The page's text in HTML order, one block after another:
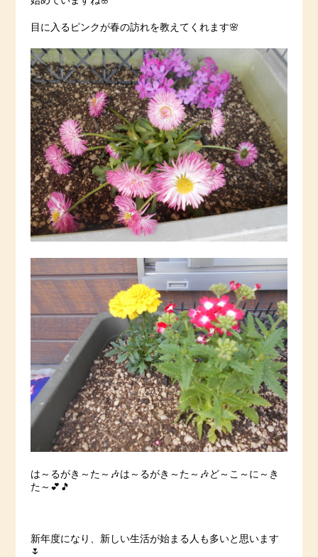
目に入るピンクが春の訪れを教えてくれます🌸
は～るがき～た～🎶は～るがき～た～🎶ど～こ～に～き
た～💕🎵
新年度になり、新しい生活が始まる人も多いと思います
🌷